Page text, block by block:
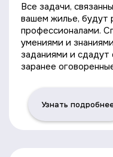
Все задачи,
вашем жилье, будут
профессионалами.
умениями и
заданиями и сдадут
заранее
Узнать